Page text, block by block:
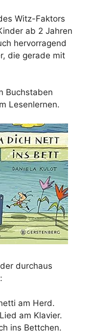
Witz-Faktors
ab 2 Jahren
hervorragend
die gerade mit
Buchstaben
Lesenlernen.
durchaus
am Herd.
am Klavier.
ins Bettchen.